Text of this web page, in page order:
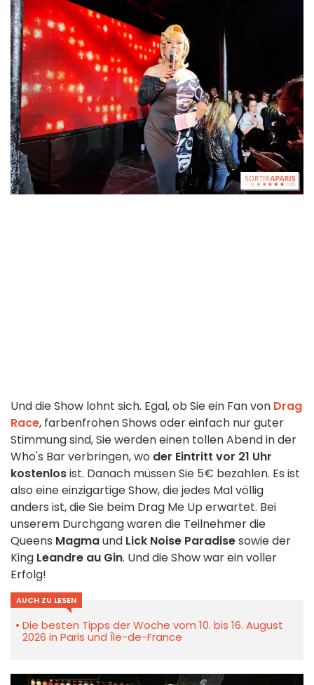
Und die Show lohnt sich. Egal, ob Sie ein Fan von Drag
Race, farbenfrohen Shows oder einfach nur guter
Stimmung sind, Sie werden einen tollen Abend in der
Who's Bar verbringen, wo der Eintritt vor 21 Uhr
kostenlosist. Danach müssen Sie 5€ bezahlen. Es ist
also eine einzigartige Show, die jedes Mal völlig
anders ist, die Sie beim Drag Me Up erwartet. Bei
unserem Durchgang waren die Teilnehmer die
Queens Magmaund Lick Noise Paradisesowie der
King Leandre au Gin. Und die Show war ein voller
Erfolg!
AUCH ZU LESEN
Die besten Tipps der Woche vom 10. bis 16. August
2026 in Paris und Île-de-France